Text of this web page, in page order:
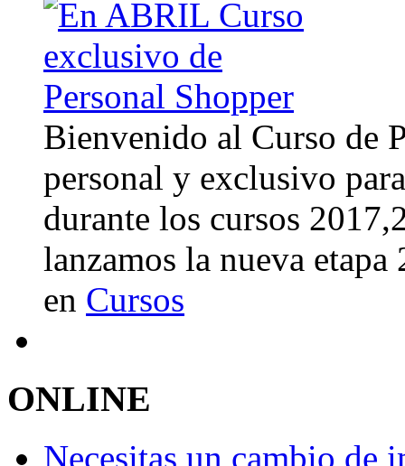
Bienvenido al Curso de
personal y exclusivo
durante los cursos
lanzamos la nueva
en Cursos
ONLINE
Necesitas un cambio de